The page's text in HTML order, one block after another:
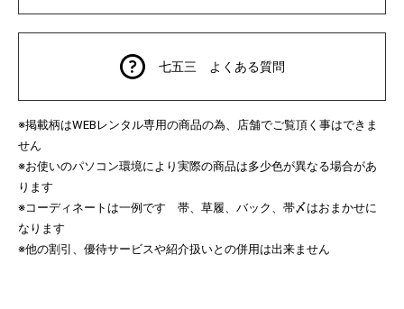
七五三 よくある質問
※掲載柄はWEB レンタル専用の商品の為、店舗でご覧頂く事はできま
せん
※お使いのパソコン環境により実際の商品は多少色が異なる場合があ
ります
※コーディネートは一例です 帯、草履、バック、帯〆はおまかせに
なります
※他の割引、優待サービスや紹介扱いとの併用は出来ません